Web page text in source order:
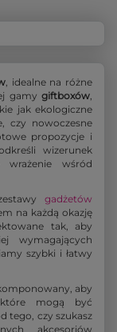
, idealne na różne
gamy giftboxów,
jak ekologiczne
czy nowoczesne
propozycje i
wizerunek
wśród
gadżetów
na każdą okazję
tak, aby
wymagających
szybki i łatwy
aby
mogą być
tego, czy szukasz
akcesoriów